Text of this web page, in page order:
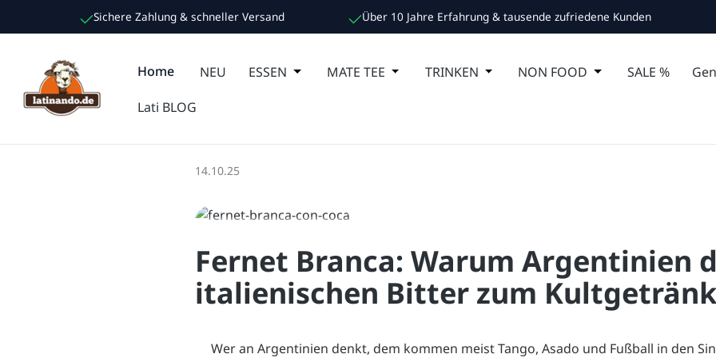
Hauptinhalt springen
Zur Suche springen
Zur Hauptnavigation springen
Sichere Zahlung & schneller Versand Über 10 Jahre Erfahrung & tausende zufriedene Kunden
Home NEU ESSEN Öffne oder Schließe das Dropdown der Kategorie ESSEN
MATE TEE Öffne oder Schließe das Dropdown der Kategorie
TRINKEN Öffne oder Schließe das Dropdown der
NON FOOD Öffne oder Schließe
SALE %
Lati BLOG
14.10.25
Fernet Branca: Warum Argentinien
italienischen Bitter zum
Wer an Argentinien denkt, dem kommen meist Tango, Asado und Fußball in den